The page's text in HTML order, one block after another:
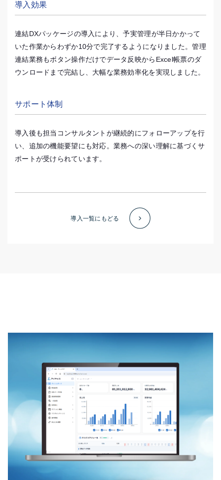
導入効果
連結DXパッケージの導入により、予実管理が半日かかって
いた作業からわずか10分で完了するようになりました。管理
連結業務もボタン操作だけでデータ反映からExcel帳票のダ
ウンロードまで完結し、大幅な業務効率化を実現しました。
サポート体制
導入後も担当コンサルタントが継続的にフォローアップを行
い、追加の機能要望にも対応。業務への深い理解に基づくサ
ポートが受けられています。
導入一覧にもどる